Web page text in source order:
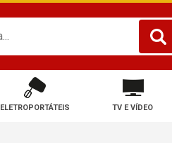
ELETROPORTÁTEIS TV E VÍDEO